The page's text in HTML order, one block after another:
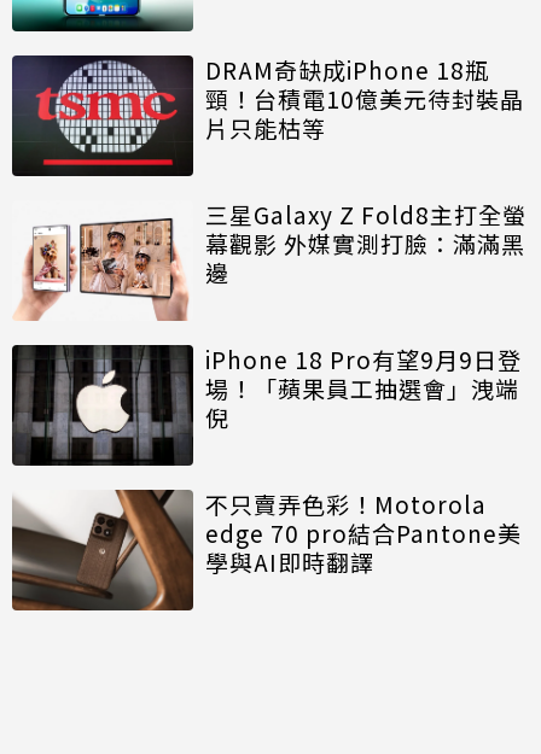
DRAM奇缺成iPhone 18瓶
頸！台積電10億美元待封裝晶
片只能枯等
三星Galaxy Z Fold8主打全螢
幕觀影 外媒實測打臉：滿滿黑
邊
iPhone 18 Pro有望9月9日登
場！「蘋果員工抽選會」洩端
倪
不只賣弄色彩！Motorola
edge 70 pro結合Pantone美
學與AI即時翻譯